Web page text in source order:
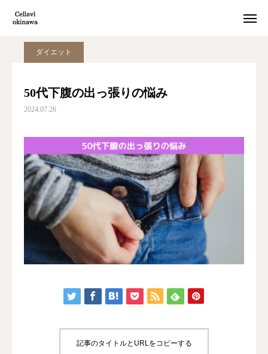
ダイエット
50代下腹の出っ張りの悩み
2024.07.26
記事のタイトルとURLをコピーする
フェイシャル
脱毛
水素吸引
トップページ
痩身